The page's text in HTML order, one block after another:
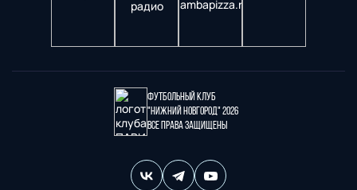
Футбольный клуб
"Нижний Новгород" 2026
Все права защищены